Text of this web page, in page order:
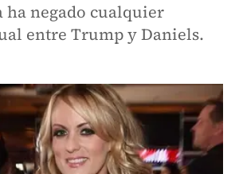
ha negado cualquier
entre Trump y Daniels.